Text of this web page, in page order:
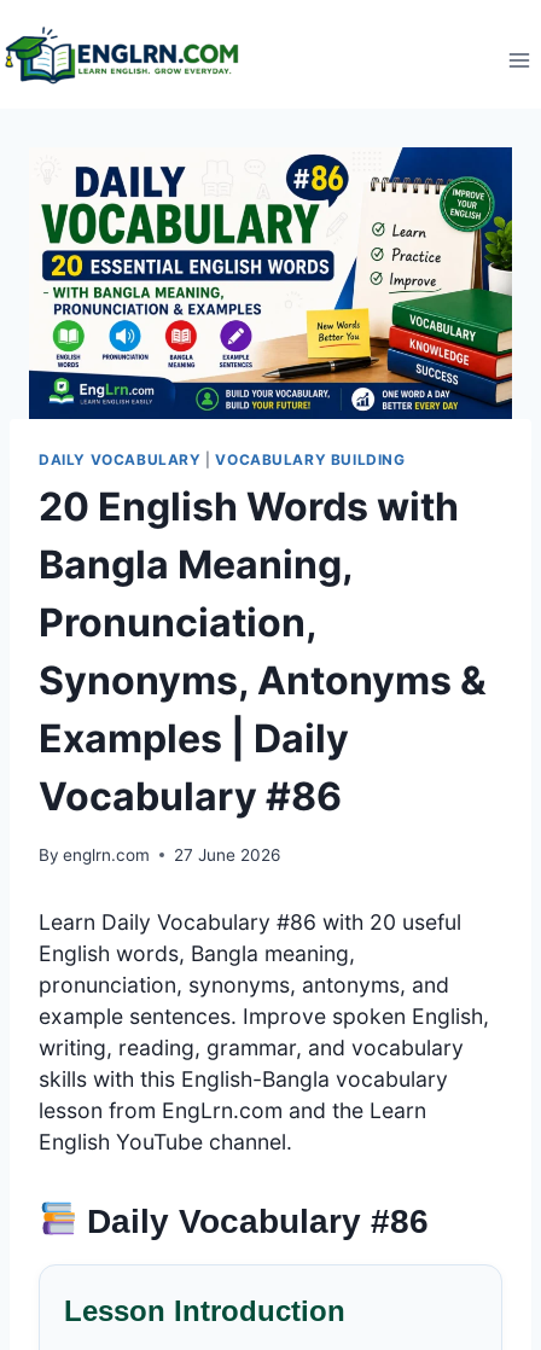
to
content
DAILY VOCABULARY |VOCABULARY BUILDING
20 English Words with
Bangla Meaning,
Pronunciation,
Synonyms, Antonyms &
Examples | Daily
Vocabulary #86
By englrn.com 27 June 2026
Learn Daily Vocabulary #86 with 20 useful
English words, Bangla meaning,
pronunciation, synonyms, antonyms, and
example sentences. Improve spoken English,
writing, reading, grammar, and vocabulary
skills with this English-Bangla vocabulary
lesson from EngLrn.com and the Learn
English YouTube channel.
Daily Vocabulary #86
Lesson Introduction